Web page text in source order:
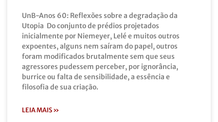
UnB-Anos 60: Reflexões sobre a degradação da
Utopia Do conjunto de prédios projetados
inicialmente por Niemeyer, Lelé e muitos outros
expoentes, alguns nem saíram do papel, outros
foram modificados brutalmente sem que seus
agressores pudessem perceber, por ignorância,
burrice ou falta de sensibilidade, a essência e
filosofia de sua criação.
LEIA MAIS »